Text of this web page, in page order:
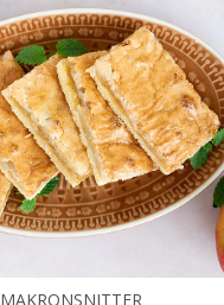
MAKRONSNITTER